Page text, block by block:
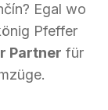
Egal wo
Pfeffer
Partner für